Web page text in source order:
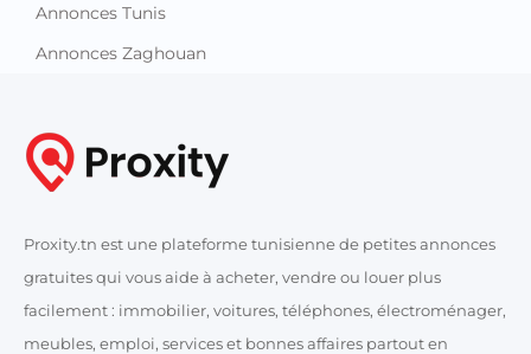
Annonces Tunis
Annonces Zaghouan
Proxity.tn est une plateforme tunisienne de petites annonces
gratuites qui vous aide à acheter, vendre ou louer plus
facilement : immobilier, voitures, téléphones, électroménager,
meubles, emploi, services et bonnes affaires partout en